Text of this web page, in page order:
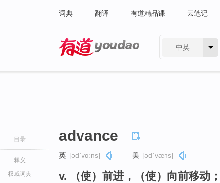
词典 翻译 有道精品课 云笔记
中英
目录
释义
权威词典
advance
英 [ədˈvɑːns] 美 [ədˈvæns]
v. （使）前进，（使）向前移动